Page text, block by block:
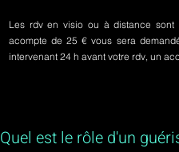
Les rdv en visio ou à distance sont
acompte de 25 € vous sera
intervenant 24 h avant votre rdv, un
Quel est le rôle d'un